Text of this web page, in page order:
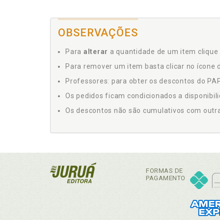
OBSERVAÇÕES
Para alterar a quantidade de um item
Para remover um item basta clicar no ícone
Professores: para obter os descontos do
Os pedidos ficam condicionados a
Os descontos não são cumulativos com
FORMAS DE
PAGAMENTO